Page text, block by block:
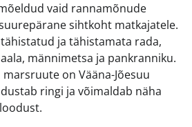
vaid rannamõnude
sihtkoht matkajatele.
ja tähistamata rada,
männimetsa ja pankranniku.
on Vääna-Jõesuu
ringi ja võimaldab näha